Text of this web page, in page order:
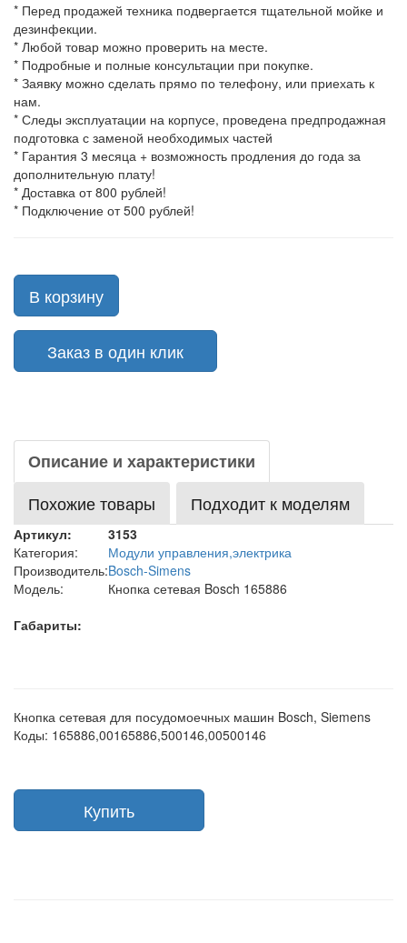
* Перед продажей техника подвергается тщательной мойке и
дезинфекции.
* Любой товар можно проверить на месте.
* Подробные и полные консультации при покупке.
* Заявку можно сделать прямо по телефону, или приехать к
нам.
* Следы эксплуатации на корпусе, проведена предпродажная
подготовка с заменой необходимых частей
* Гарантия 3 месяца + возможность продления до года за
дополнительную плату!
* Доставка от 800 рублей!
* Подключение от 500 рублей!
В корзину
Заказ в один клик
Описание и характеристики
Похожие товары
Подходит к моделям
Артикул:
3153
Категория:
Модули управления,электрика
Производитель:Bosch-Simens
Модель:
Кнопка сетевая Bosch 165886
Габариты:
Кнопка сетевая для посудомоечных машин Bosch, Siemens
Коды: 165886,00165886,500146,00500146